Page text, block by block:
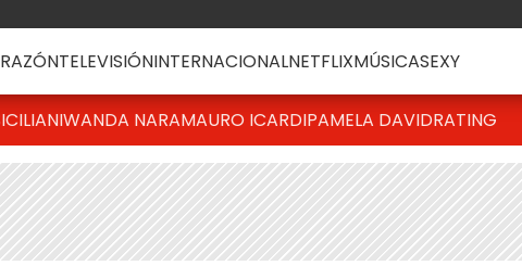
TELEVISIÓNINTERNACIONALNETFLIXMÚSICASEXY
WANDA NARAMAURO ICARDIPAMELA DAVIDRATING